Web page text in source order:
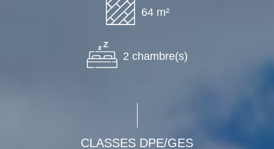
64 m²
2 chambre(s)
CLASSES DPE/GES